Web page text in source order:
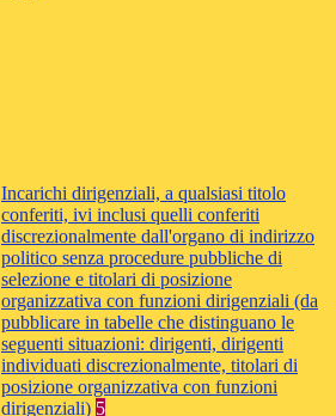
Incarichi dirigenziali, a qualsiasi titolo
conferiti, ivi inclusi quelli conferiti
discrezionalmente dall'organo di indirizzo
politico senza procedure pubbliche di
selezione e titolari di posizione
organizzativa con funzioni dirigenziali (da
pubblicare in tabelle che distinguano le
seguenti situazioni: dirigenti, dirigenti
individuati discrezionalmente, titolari di
posizione organizzativa con funzioni
dirigenziali) 5